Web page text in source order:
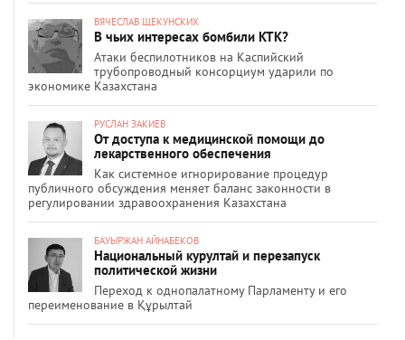
ВЯЧЕСЛАВ ЩЕКУНСКИХ
В чьих интересах бомбили КТК?
Атаки беспилотников на Каспийский
трубопроводный консорциум ударили по
экономике Казахстана
РУСЛАН ЗАКИЕВ
От доступа к медицинской помощи до
лекарственного обеспечения
Как системное игнорирование процедур
публичного обсуждения меняет баланс законности в
регулировании здравоохранения Казахстана
БАУЫРЖАН АЙНАБЕКОВ
Национальный курултай и перезапуск
политической жизни
Переход к однопалатному Парламенту и его
переименование в Құрылтай